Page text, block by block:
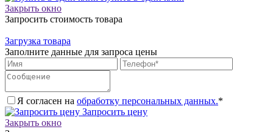
Закрыть окно
Запросить стоимость товара
Загрузка товара
Заполните данные для запроса цены
Я согласен на обработку персональных данных.*
Запросить цену
Закрыть окно